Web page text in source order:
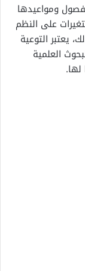
ومواعيدها
على النظم
يعتبر التوعية
العلمية